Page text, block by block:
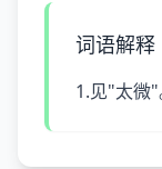
词语解释
1.见"太微"